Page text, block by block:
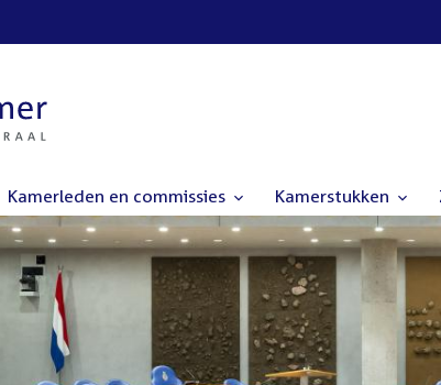
Kamerleden en commissies Kamerstukken